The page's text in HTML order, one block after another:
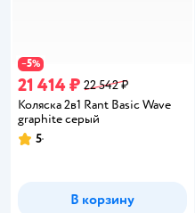
−5%
21 414 ₽ 22 542 ₽
Коляска 2в1 Rant Basic Wave
graphite серый
Рейтинг:
5
В корзину